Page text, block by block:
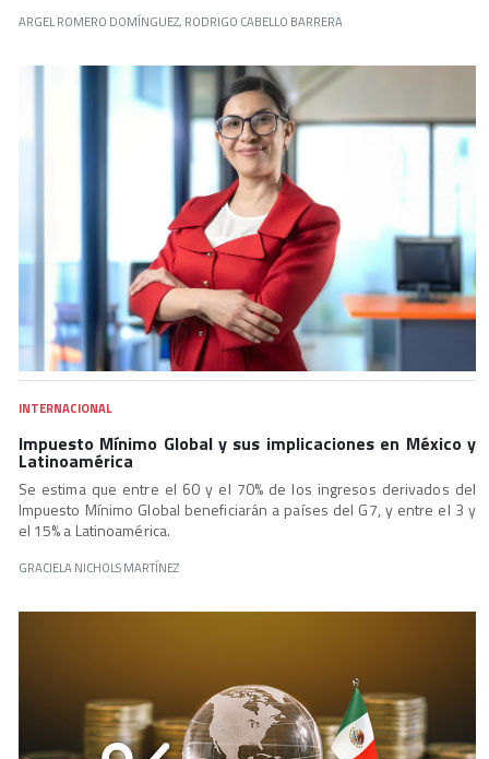
ARGEL ROMERO DOMÍNGUEZ, RODRIGO CABELLO BARRERA
INTERNACIONAL
Impuesto Mínimo Global y sus implicaciones en México y
Latinoamérica
Se estima que entre el 60 y el 70% de los ingresos derivados del
Impuesto Mínimo Global beneficiarán a países del G7, y entre el 3 y
el 15% a Latinoamérica.
GRACIELA NICHOLS MARTÍNEZ